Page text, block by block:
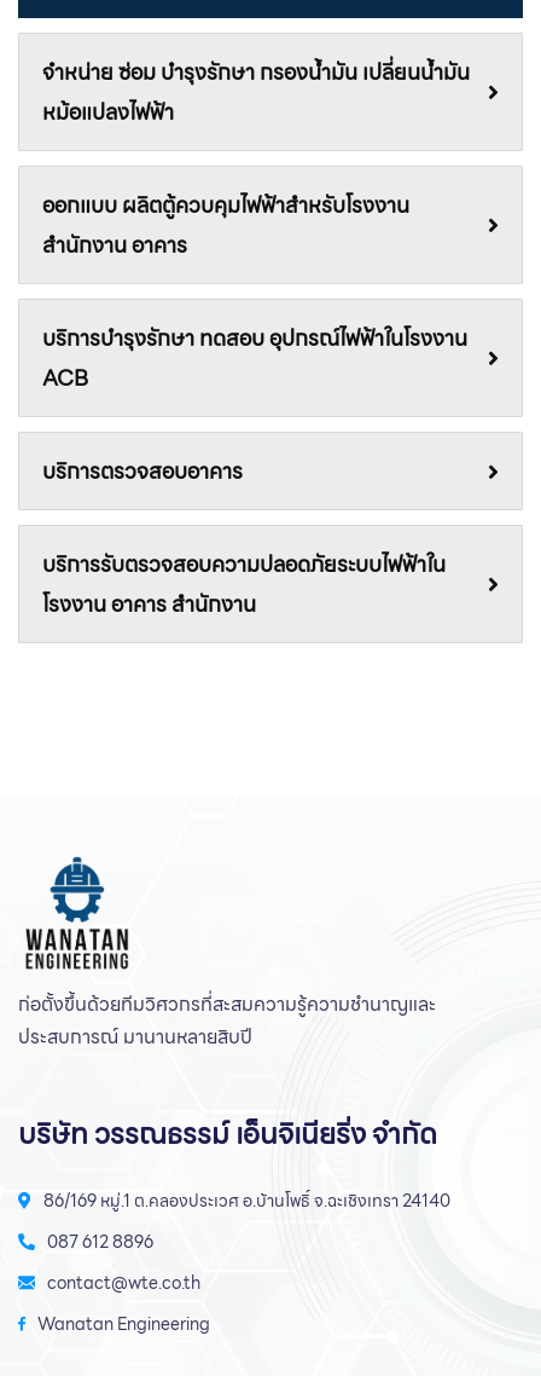
จำหน่าย ซ่อม บํารุงรักษา กรองน้ำมัน เปลี่ยนน้ำมัน
หม้อแปลงไฟฟ้า
ออกแบบ ผลิตตู้ควบคุมไฟฟ้าสำหรับโรงงาน
สำนักงาน อาคาร
บริการบํารุงรักษา ทดสอบ อุปกรณ์ไฟฟ้าในโรงงาน
ACB
บริการตรวจสอบอาคาร
บริการรับตรวจสอบความปลอดภัยระบบไฟฟ้าใน
โรงงาน อาคาร สำนักงาน
ก่อตั้งขึ้นด้วยทีมวิศวกรที่สะสมความรู้ความชํานาญและ
ประสบการณ์ มานานหลายสิบปี
บริษัท วรรณธรรม์ เอ็นจิเนียริ่ง จำกัด
86/169 หมู่.1 ต.คลองประเวศ อ.บ้านโพธิ์ จ.ฉะเชิงเทรา 24140
087 612 8896
contact@wte.co.th
Wanatan Engineering